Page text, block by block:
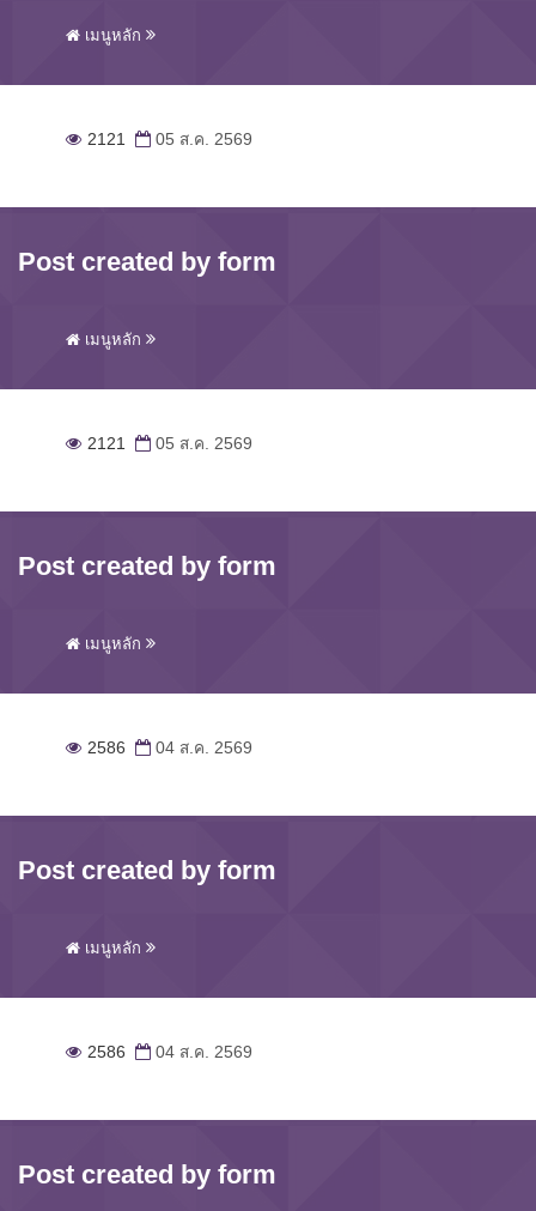
เมนูหลัก
2121 05 ส.ค. 2569
Post created by form
เมนูหลัก
2121 05 ส.ค. 2569
Post created by form
เมนูหลัก
2586 04 ส.ค. 2569
Post created by form
เมนูหลัก
2586 04 ส.ค. 2569
Post created by form